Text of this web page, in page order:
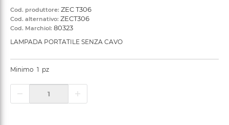
Cod. produttore: ZEC T306
Cod. alternativo: ZECT306
Cod. Marchiol: 80323
LAMPADA PORTATILE SENZA CAVO
Minimo 1 pz